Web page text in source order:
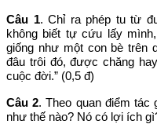
Câu 1. Chỉ ra phép tu từ
không biết tự cứu lấy
giống như một con bè trên
đâu trôi đó, được chăng
cuộc đời.” (0,5 đ)
Câu 2. Theo quan điểm tác
như thế nào? Nó có lợi ích